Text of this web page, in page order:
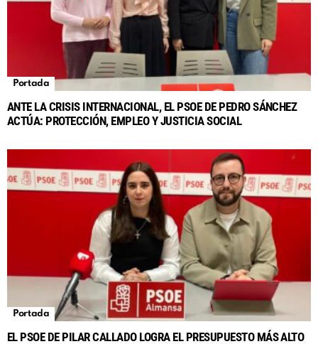
Portada
ANTE LA CRISIS INTERNACIONAL, EL PSOE DE PEDRO SÁNCHEZ
ACTÚA: PROTECCIÓN, EMPLEO Y JUSTICIA SOCIAL
Portada
EL PSOE DE PILAR CALLADO LOGRA EL PRESUPUESTO MÁS ALTO